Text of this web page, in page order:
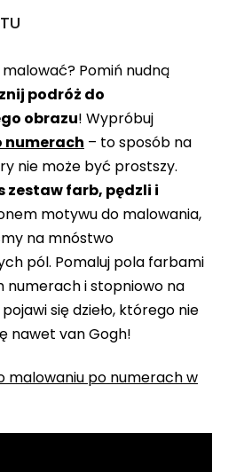
Pomiń nudną
podróż do
obrazu! Wypróbuj
numerach – to sposób na
nie może być prostszy.
zestaw farb, pędzli i
motywu do malowania,
na mnóstwo
pól. Pomaluj pola farbami
numerach i stopniowo na
się dzieło, którego nie
nawet van Gogh!
malowaniu po numerach w